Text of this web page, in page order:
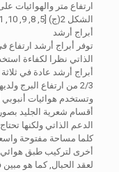
ارتفاع متر والهوائيات
الشكل 2(ج) [5, 8, 9, 10, 11].
أبراج أرشد
توفر أبراج أرشد ارتفاع
الذاتي نظرا لكفاءة
أبراج أرشد عادة في
2/3 من ارتفاع البرج
وتستخدم هوائيات
أقسام شعرية الجليد
الدعم الذاتي ولكنها
كلما مساحة مفتوحة
أخرى لتركيب طبق هوائي
لعقد الحبال, كما هو مبين في